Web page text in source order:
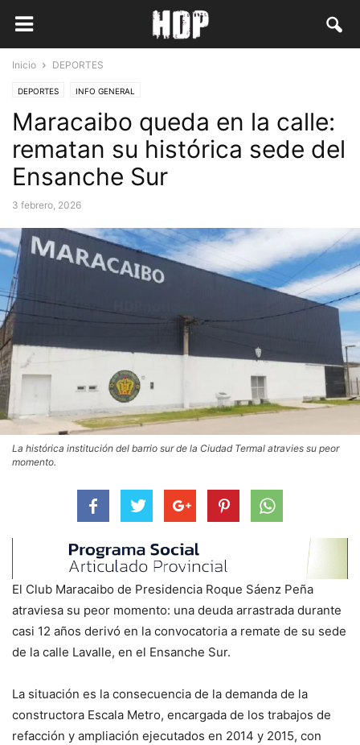
Inicio DEPORTES
DEPORTES INFO GENERAL
Maracaibo queda en la calle:
rematan su histórica sede del
Ensanche Sur
3 febrero, 2026
La histórica institución del barrio sur de la Ciudad Termal atravies su peor
momento.
El Club Maracaibo de Presidencia Roque Sáenz Peña
atraviesa su peor momento: una deuda arrastrada durante
casi 12 años derivó en la convocatoria a remate de su sede
de la calle Lavalle, en el Ensanche Sur.
La situación es la consecuencia de la demanda de la
constructora Escala Metro, encargada de los trabajos de
refacción y ampliación ejecutados en 2014 y 2015, con